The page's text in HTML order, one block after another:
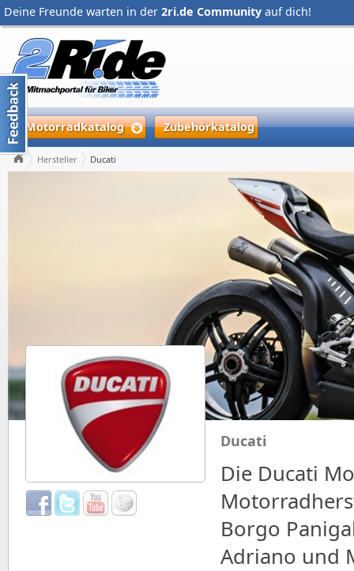
Deine Freunde warten in der 2ri.de Community auf dich!
Motorradkatalog Zubehörkatalog
Hersteller Ducati
Ducati
Die Ducati
Borgo
Adriano und